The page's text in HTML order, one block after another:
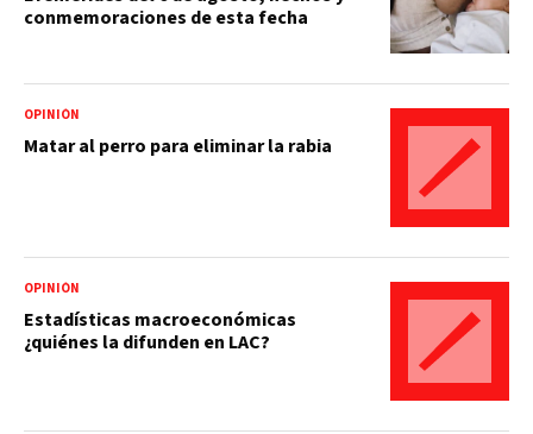
conmemoraciones de esta fecha
OPINIÓN
Matar al perro para eliminar la rabia
OPINIÓN
Estadísticas macroeconómicas
¿quiénes la difunden en LAC?